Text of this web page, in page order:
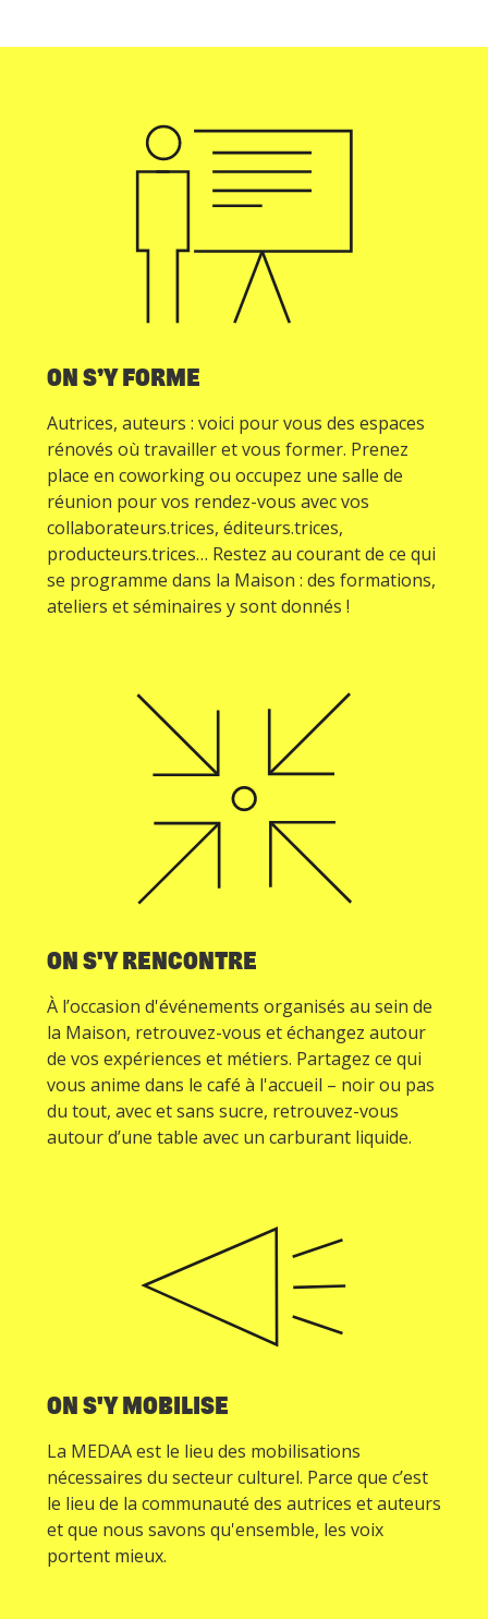
ON S’Y FORME
Autrices, auteurs : voici pour vous des espaces
rénovés où travailler et vous former. Prenez
place en coworking ou occupez une salle de
réunion pour vos rendez-vous avec vos
collaborateurs.trices, éditeurs.trices,
producteurs.trices… Restez au courant de ce qui
se programme dans la Maison : des formations,
ateliers et séminaires y sont donnés !
ON S'Y RENCONTRE
À l’occasion d'événements organisés au sein de
la Maison, retrouvez-vous et échangez autour
de vos expériences et métiers. Partagez ce qui
vous anime dans le café à l'accueil – noir ou pas
du tout, avec et sans sucre, retrouvez-vous
autour d’une table avec un carburant liquide.
ON S'Y MOBILISE
La MEDAA est le lieu des mobilisations
nécessaires du secteur culturel. Parce que c’est
le lieu de la communauté des autrices et auteurs
et que nous savons qu'ensemble, les voix
portent mieux.